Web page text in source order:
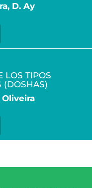
D. Ay
LOS TIPOS
(DOSHAS)
Oliveira